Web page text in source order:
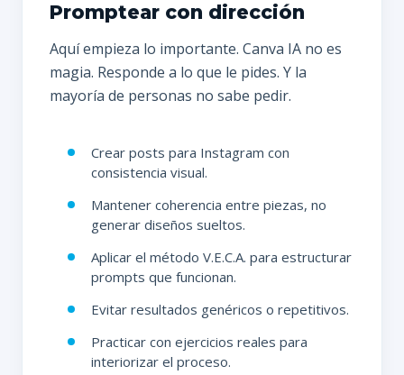
Promptear con dirección
Aquí empieza lo importante. Canva IA no es
magia. Responde a lo que le pides. Y la
mayoría de personas no sabe pedir.
Crear posts para Instagram con
consistencia visual.
Mantener coherencia entre piezas, no
generar diseños sueltos.
Aplicar el método V.E.C.A. para estructurar
prompts que funcionan.
Evitar resultados genéricos o repetitivos.
Practicar con ejercicios reales para
interiorizar el proceso.